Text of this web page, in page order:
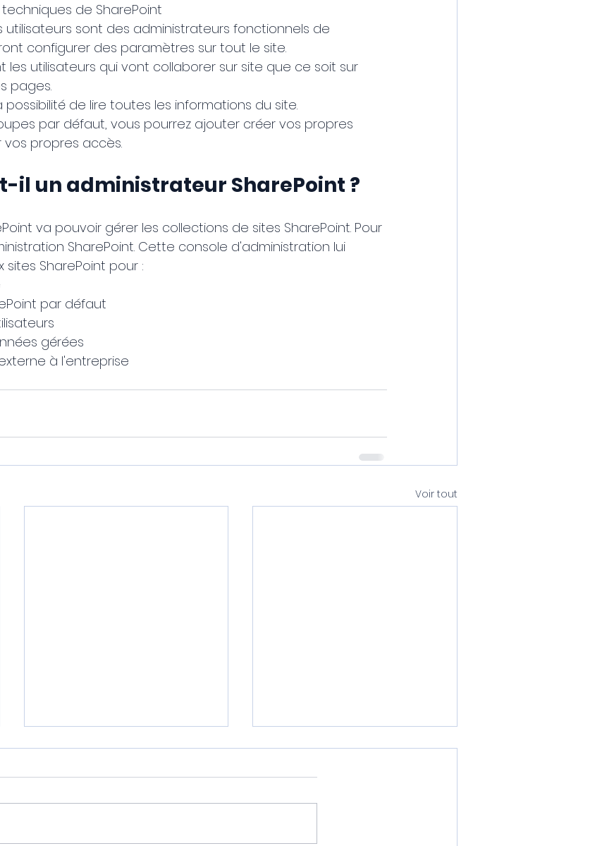
de SharePoint
utilisateurs sont des administrateurs fonctionnels de
configurer des paramètres sur tout le site.
les utilisateurs qui vont collaborer sur site que ce soit sur
pages.
possibilité de lire toutes les informations du site.
par défaut, vous pourrez ajouter créer vos propres
propres accès.
il un administrateur SharePoint ?
va pouvoir gérer les collections de sites SharePoint. Pour
SharePoint. Cette console d'administration lui
SharePoint pour :
par défaut
gérées
à l'entreprise
Voir tout